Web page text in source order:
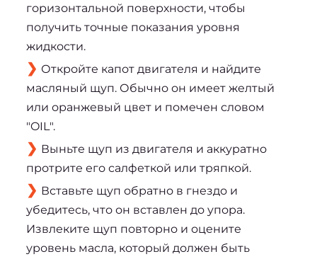
горизонтальной поверхности, чтобы
получить точные показания уровня
жидкости.
Откройте капот двигателя и найдите
масляный щуп. Обычно он имеет желтый
или оранжевый цвет и помечен словом
"OIL".
Выньте щуп из двигателя и аккуратно
протрите его салфеткой или тряпкой.
Вставьте щуп обратно в гнездо и
убедитесь, что он вставлен до упора.
Извлеките щуп повторно и оцените
уровень масла, который должен быть